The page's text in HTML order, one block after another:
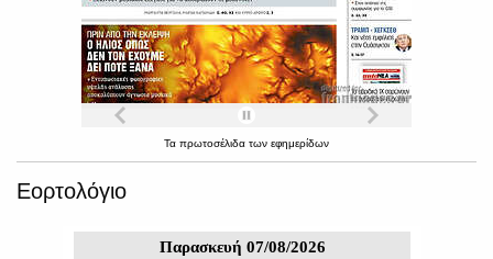
Τα πρωτοσέλιδα των εφημερίδων
Εορτολόγιο